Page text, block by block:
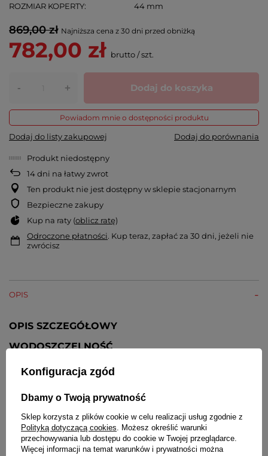
ROZMIAR KOPERTY
44 mm
869,00 zł Najniższa cena z 30 dni przed obniżką
782,00 zł brutto/szt.
- + Dodaj do koszyka
Powiadom mnie o dostępności produktu
Dodaj do listy zakupowej Dodaj do porównania
Produkt niedostępny
14dni na łatwy zwrot
Ten produkt nie jest dostępny w sklepie stacjonarnym
Bezpieczne zakupy
Kup na raty (oblicz ratę)
Odroczone płatności. Kup teraz, zapłać za 30 dni, jeżeli nie
zwrócisz
OPIS
OPIS SZCZEGÓŁOWY
WODOSZCZELNOŚĆ
Klasa szczelności 50M - można się kąpać, brać
prysznic, pływać
NEOBRITE
Pokrycie wskazówek powodujące ich delikatne
podświetlanie w ciemnościach
SZKIEŁKO
Konfiguracja zgód
Dbamy o Twoją prywatność
Sklep korzysta z plików cookie w celu realizacji usług zgodnie z
Polityką dotyczącą cookies . Możesz określić warunki
przechowywania lub dostępu do cookie w Twojej przeglądarce.
Więcej informacji na temat warunków i prywatności można